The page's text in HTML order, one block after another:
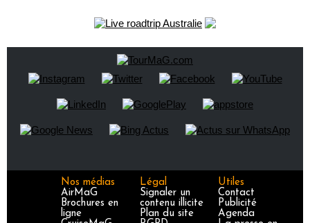
Nos médias
AirMaG
Brochures en
ligne
Légal
Signaler un
contenu illicite
Plan du site
Utiles
Contact
Publicité
Agenda